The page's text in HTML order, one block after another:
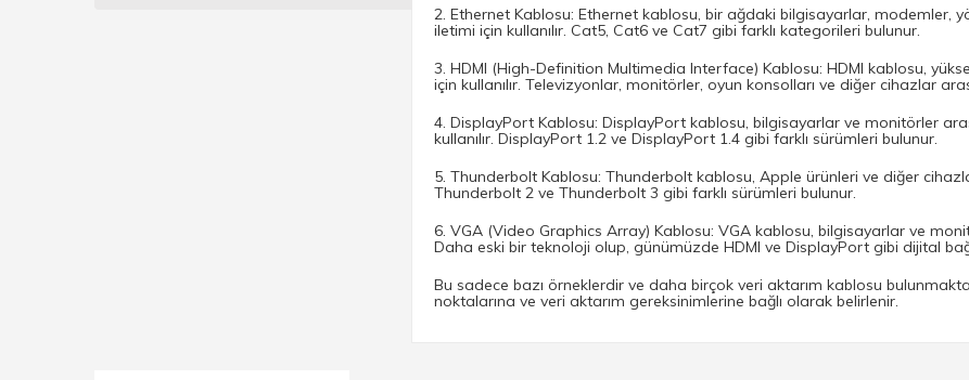
2. Ethernet Kablosu: Ethernet kablosu, bir ağdaki bilgisayarlar, modemler,
iletimi için kullanılır. Cat5, Cat6 ve Cat7 gibi farklı kategorileri bulunur.
3. HDMI (High-Definition Multimedia Interface) Kablosu: HDMI kablosu,
için kullanılır. Televizyonlar, monitörler, oyun konsolları ve diğer cihazlar
4. DisplayPort Kablosu: DisplayPort kablosu, bilgisayarlar ve monitörler
kullanılır. DisplayPort 1.2 ve DisplayPort 1.4 gibi farklı sürümleri bulunur.
5. Thunderbolt Kablosu: Thunderbolt kablosu, Apple ürünleri ve diğer cihazlar
Thunderbolt 2 ve Thunderbolt 3 gibi farklı sürümleri bulunur.
6. VGA (Video Graphics Array) Kablosu: VGA kablosu, bilgisayarlar ve
Daha eski bir teknoloji olup, günümüzde HDMI ve DisplayPort gibi dijital
Bu sadece bazı örneklerdir ve daha birçok veri aktarım kablosu
noktalarına ve veri aktarım gereksinimlerine bağlı olarak belirlenir.